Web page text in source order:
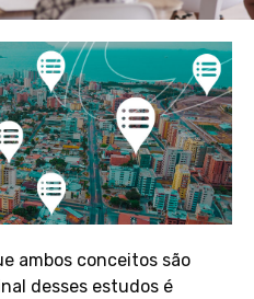
ambos conceitos são
desses estudos é